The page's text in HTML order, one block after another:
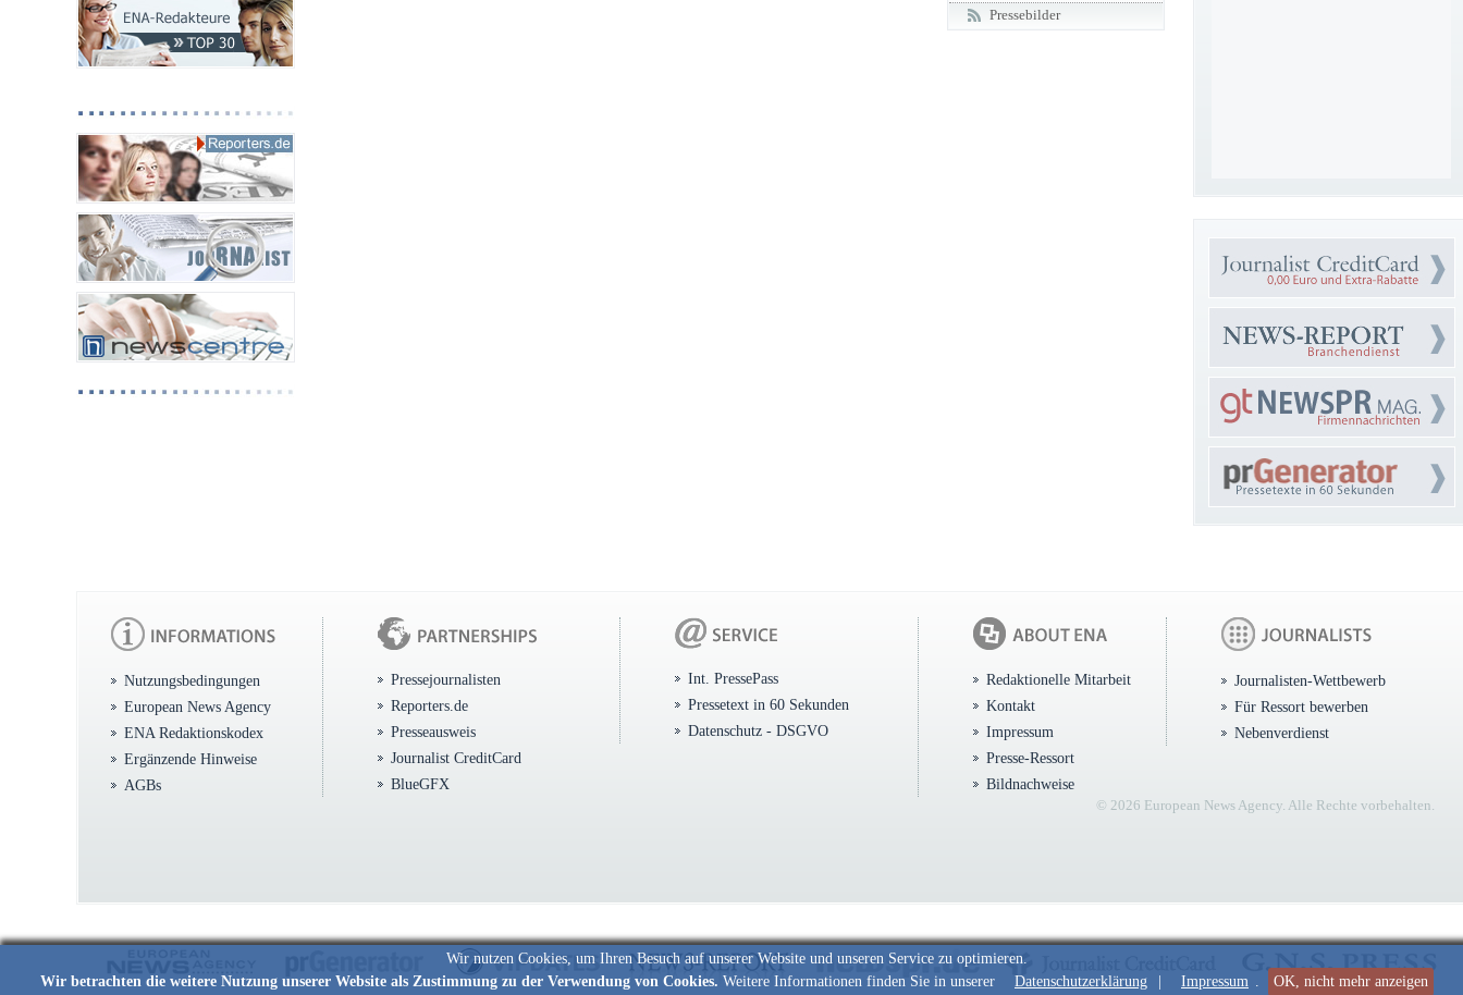
Wir nutzen Cookies, um Ihren Besuch auf unserer Website und unseren Service zu optimieren.
Wir betrachten die weitere Nutzung unserer Website als Zustimmung zu der Verwendung von Cookies. Weitere Informationen finden Sie in unserer Datenschutzerklärung Impressum . OK, nicht mehr anzeigen
Pressebilder
Nutzungsbedingungen
European News Agency
ENA Redaktionskodex
Ergänzende Hinweise
AGBs
Pressejournalisten
Reporters.de
Presseausweis
Journalist CreditCard
BlueGFX
Int. PressePass
Pressetext in 60 Sekunden
Datenschutz - DSGVO
Redaktionelle Mitarbeit
Kontakt
Impressum
Presse-Ressort
Bildnachweise
Journalisten-Wettbewerb
Für Ressort bewerben
Nebenverdienst
© 2026 European News Agency. Alle Rechte vorbehalten.